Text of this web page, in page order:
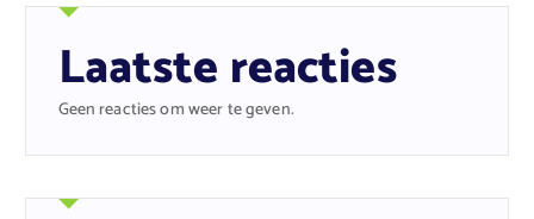
Laatste reacties
Geen reacties om weer te geven.